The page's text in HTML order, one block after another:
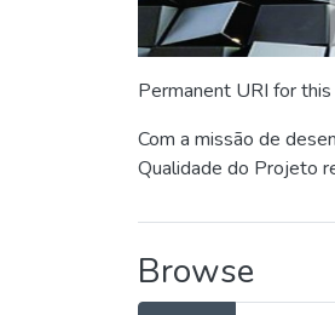
Permanent URI for
Com a missão de
Qualidade do Projeto
Browse